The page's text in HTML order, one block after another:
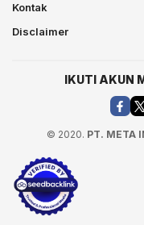
Kontak
Disclaimer
IKUTI AKUN
© 2020. PT. META